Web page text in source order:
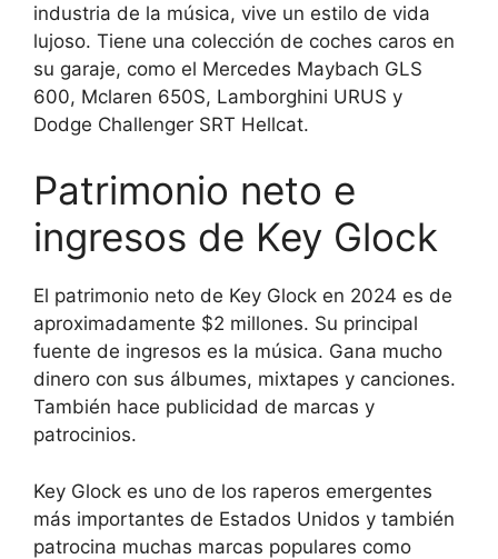
industria de la música, vive un estilo de vida
lujoso. Tiene una colección de coches caros en
su garaje, como el Mercedes Maybach GLS
600, Mclaren 650S, Lamborghini URUS y
Dodge Challenger SRT Hellcat.
Patrimonio neto e
ingresos de Key Glock
El patrimonio neto de Key Glock en 2024 es de
aproximadamente $2 millones. Su principal
fuente de ingresos es la música. Gana mucho
dinero con sus álbumes, mixtapes y canciones.
También hace publicidad de marcas y
patrocinios.
Key Glock es uno de los raperos emergentes
más importantes de Estados Unidos y también
patrocina muchas marcas populares como